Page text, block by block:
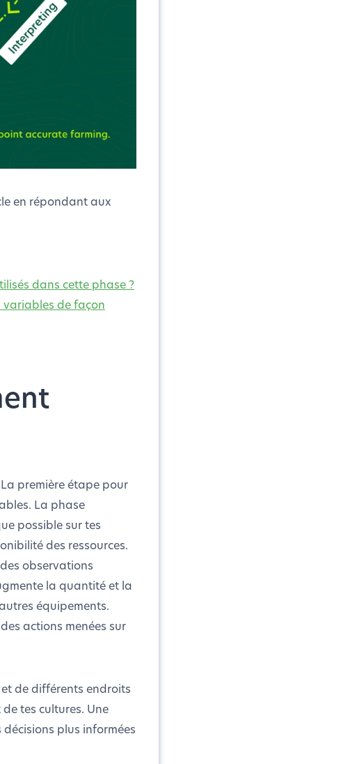
en répondant aux
dans cette phase ?
variables de façon
première étape pour
La phase
possible sur tes
des ressources.
observations
la quantité et la
équipements.
actions menées sur
de différents endroits
tes cultures. Une
plus informées